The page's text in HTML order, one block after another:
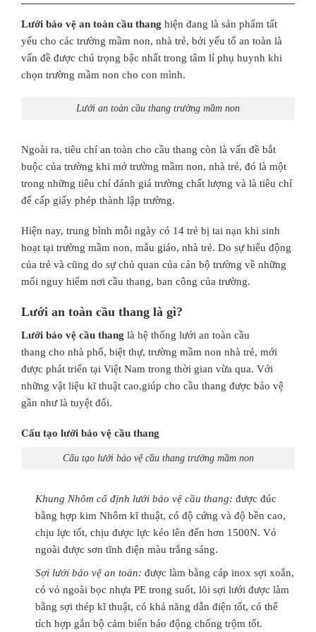
Lưới bảo vệ an toàn cầu thang hiện đang là sản phẩm tất
yếu cho các trường mầm non, nhà trẻ, bởi yếu tố an toàn là
vấn đề được chú trọng bậc nhất trong tâm lí phụ huynh khi
chọn trường mầm non cho con mình.
Lưới an toàn cầu thang trường mầm non
Ngoài ra, tiêu chí an toàn cho cầu thang còn là vấn đề bắt
buộc của trường khi mở trường mầm non, nhà trẻ, đó là một
trong những tiêu chí đánh giá trường chất lượng và là tiêu chí
để cấp giấy phép thành lập trường.
Hiện nay, trung bình mỗi ngày có 14 trẻ bị tai nạn khi sinh
hoạt tại trường mầm non, mẫu giáo, nhà trẻ. Do sự hiếu động
của trẻ và cũng do sự chủ quan của cán bộ trường về những
mối nguy hiểm nơi cầu thang, ban công của trường.
Lưới an toàn cầu thang là gì?
Lưới bảo vệ cầu thang là hệ thống lưới an toàn cầu
thang cho nhà phố, biệt thự, trường mầm non nhà trẻ, mới
được phát triển tại Việt Nam trong thời gian vừa qua. Với
những vật liệu kĩ thuật cao,giúp cho cầu thang được bảo vệ
gần như là tuyệt đối.
Cấu tạo lưới bảo vệ cầu thang
Cấu tạo lưới bảo vệ cầu thang trường mầm non
Khung Nhôm cố định lưới bảo vệ cầu thang: được đúc
bằng hợp kim Nhôm kĩ thuật, có độ cứng và độ bền cao,
chịu lực tốt, chịu được lực kéo lên đến hơn 1500N. Vỏ
ngoài được sơn tĩnh điện màu trắng sáng.
Sợi lưới bảo vệ an toàn: được làm bằng cáp inox sợi xoắn,
có vỏ ngoài bọc nhựa PE trong suốt, lõi sợi lưới được làm
bằng sợi thép kĩ thuật, có khả năng dẫn điện tốt, có thể
tích hợp gắn bộ cảm biến báo động chống trộm tốt.